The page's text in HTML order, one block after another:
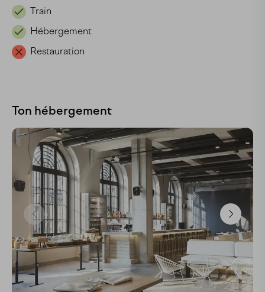
Train
Hébergement
Restauration
Ton hébergement